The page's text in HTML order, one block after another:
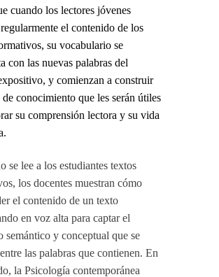
cuando los lectores jóvenes
el contenido de los
su vocabulario se
con las nuevas palabras del
y comienzan a construir
de conocimiento que les serán útiles
su comprensión lectora y su vida
se lee a los estudiantes textos
los docentes muestran cómo
el contenido de un texto
en voz alta para captar el
semántico y conceptual que se
las palabras que contienen. En
la Psicología contemporánea